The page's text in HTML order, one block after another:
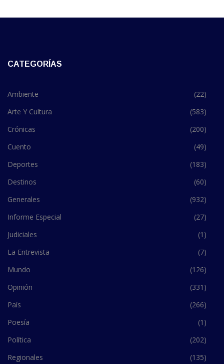
CATEGORÍAS
Ambiente
(22)
Arte Y Cultura
(583)
Crónicas
(200)
Cuento
(49)
Deportes
(183)
Destinos
(60)
Generales
(932)
Informe Especial
(27)
Judiciales
(1)
La Entrevista
(7)
Mundo
(126)
Opinión
(331)
País
(266)
Poesía
(1)
Política
(202)
Regionales
(135)